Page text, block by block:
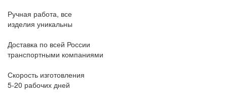
Ручная работа, все
изделия уникальны
Доставка по всей России
транспортными компаниями
Скорость изготовления
5-20 рабочих дней